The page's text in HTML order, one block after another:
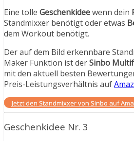
Eine tolle Geschenkideewenn dein
Standmixxer benötigt oder etwas
dem Workout benötigt.
Der auf dem Bild erkennbare
Maker Funktion ist derSinbo
mit den aktuell besten
Preis-Leistungsverhältnis auf
Jetzt den Standmixxer von Sinbo auf
Geschenkidee Nr. 3